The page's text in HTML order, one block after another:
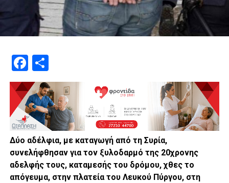
Facebook
Δύο αδέλφια, με καταγωγή από τη Συρία,
συνελήφθησαν για τον ξυλοδαρμό της 20χρονης
αδελφής τους, καταμεσής του δρόμου, χθες το
απόγευμα, στην πλατεία του Λευκού Πύργου, στη